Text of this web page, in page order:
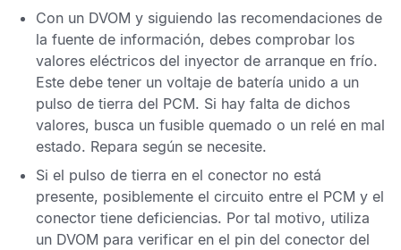
Con un DVOM y siguiendo las recomendaciones de
la fuente de información, debes comprobar los
valores eléctricos del inyector de arranque en frío.
Este debe tener un voltaje de batería unido a un
pulso de tierra del PCM. Si hay falta de dichos
valores, busca un fusible quemado o un relé en mal
estado. Repara según se necesite.
Si el pulso de tierra en el conector no está
presente, posiblemente el circuito entre el PCM y el
conector tiene deficiencias. Por tal motivo, utiliza
un DVOM para verificar en el pin del conector del